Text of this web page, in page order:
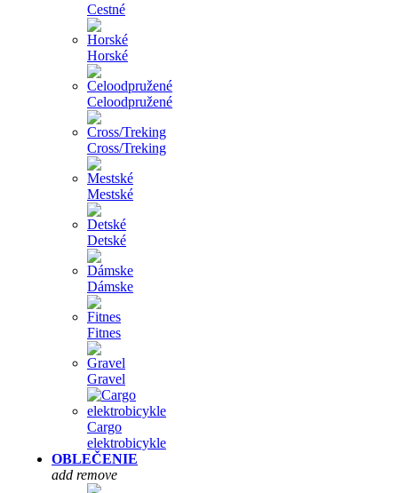
Cestné
Horské
Celoodpružené
Cross/Treking
Mestské
Detské
Dámske
Fitnes
Gravel
Cargo
elektrobicykle
OBLEČENIE
add remove